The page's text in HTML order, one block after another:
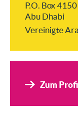
P.O. Box 4150
Abu Dhabi
Vereinigte
Zum